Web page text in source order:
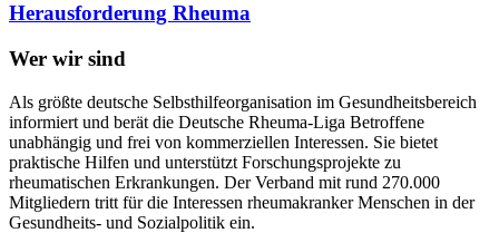
Herausforderung Rheuma
Wer wir sind
Als größte deutsche Selbsthilfeorganisation im Gesundheitsbereich
informiert und berät die Deutsche Rheuma-Liga Betroffene
unabhängig und frei von kommerziellen Interessen. Sie bietet
praktische Hilfen und unterstützt Forschungsprojekte zu
rheumatischen Erkrankungen. Der Verband mit rund 270.000
Mitgliedern tritt für die Interessen rheumakranker Menschen in der
Gesundheits- und Sozialpolitik ein.